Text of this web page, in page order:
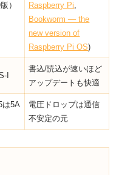
）
Raspberry Pi,
Bookworm — the
new version of
Raspberry Pi OS)
I
書込/読込が速いほど
アップデートも快適
は5A
電圧ドロップは通信
不安定の元